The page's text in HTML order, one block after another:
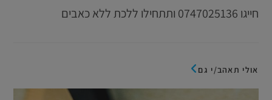
חייגו 0747025136 ותתחילו ללכת ללא כאבים
אולי תאהב/י גם